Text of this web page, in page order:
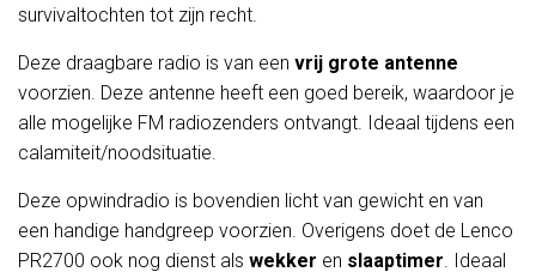
survivaltochten tot zijn recht.
Deze draagbare radio is van een vrij grote antenne
voorzien. Deze antenne heeft een goed bereik, waardoor je
alle mogelijke FM radiozenders ontvangt. Ideaal tijdens een
calamiteit/noodsituatie.
Deze opwindradio is bovendien licht van gewicht en van
een handige handgreep voorzien. Overigens doet de Lenco
PR2700 ook nog dienst als wekker en slaaptimer. Ideaal